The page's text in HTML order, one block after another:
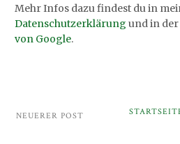
Mehr Infos dazu findest du in
Datenschutzerklärung und in der
von Google.
NEUERER POST